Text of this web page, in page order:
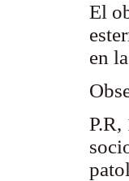
El
en
P.R,